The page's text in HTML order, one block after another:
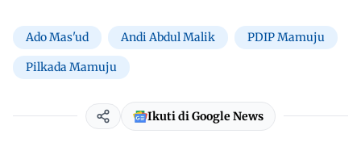
Ado Mas'ud Andi Abdul Malik PDIP Mamuju
Pilkada Mamuju
Ikuti di Google News